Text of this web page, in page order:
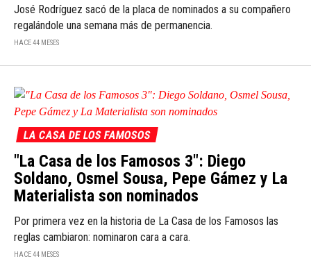
José Rodríguez sacó de la placa de nominados a su compañero
regalándole una semana más de permanencia.
HACE 44 MESES
LA CASA DE LOS FAMOSOS
"La Casa de los Famosos 3": Diego
Soldano, Osmel Sousa, Pepe Gámez y La
Materialista son nominados
Por primera vez en la historia de La Casa de los Famosos las
reglas cambiaron: nominaron cara a cara.
HACE 44 MESES